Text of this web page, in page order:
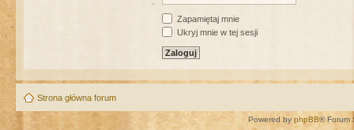
Zapamiętaj mnie
Ukryj mnie w tej sesji
Strona główna forum
Powered by phpBB® Forum